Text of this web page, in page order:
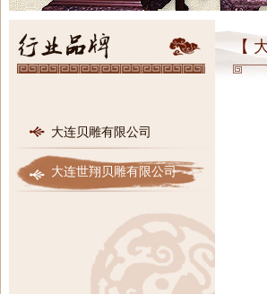
大连贝雕有限公司
大连世翔贝雕有限公司
【